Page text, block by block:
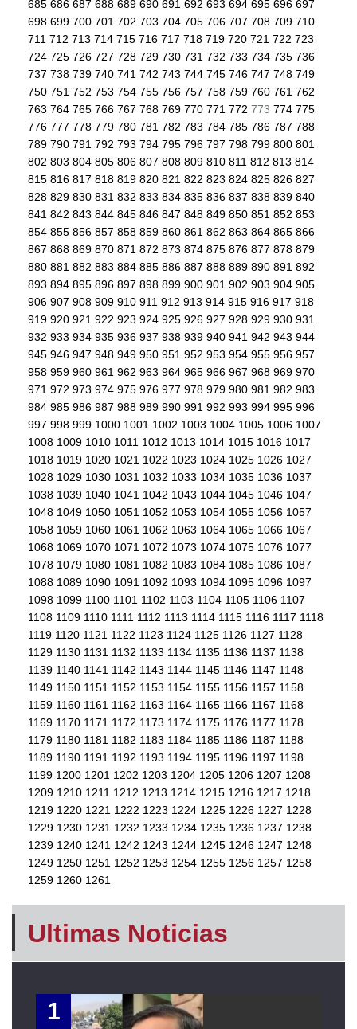
685 686 687 688 689 690 691 692 693 694 695 696 697
698 699 700 701 702 703 704 705 706 707 708 709 710
711 712 713 714 715 716 717 718 719 720 721 722 723
724 725 726 727 728 729 730 731 732 733 734 735 736
737 738 739 740 741 742 743 744 745 746 747 748 749
750 751 752 753 754 755 756 757 758 759 760 761 762
763 764 765 766 767 768 769 770 771 772 773 774 775
776 777 778 779 780 781 782 783 784 785 786 787 788
789 790 791 792 793 794 795 796 797 798 799 800 801
802 803 804 805 806 807 808 809 810 811 812 813 814
815 816 817 818 819 820 821 822 823 824 825 826 827
828 829 830 831 832 833 834 835 836 837 838 839 840
841 842 843 844 845 846 847 848 849 850 851 852 853
854 855 856 857 858 859 860 861 862 863 864 865 866
867 868 869 870 871 872 873 874 875 876 877 878 879
880 881 882 883 884 885 886 887 888 889 890 891 892
893 894 895 896 897 898 899 900 901 902 903 904 905
906 907 908 909 910 911 912 913 914 915 916 917 918
919 920 921 922 923 924 925 926 927 928 929 930 931
932 933 934 935 936 937 938 939 940 941 942 943 944
945 946 947 948 949 950 951 952 953 954 955 956 957
958 959 960 961 962 963 964 965 966 967 968 969 970
971 972 973 974 975 976 977 978 979 980 981 982 983
984 985 986 987 988 989 990 991 992 993 994 995 996
997 998 999 1000 1001 1002 1003 1004 1005 1006 1007
1008 1009 1010 1011 1012 1013 1014 1015 1016 1017
1018 1019 1020 1021 1022 1023 1024 1025 1026 1027
1028 1029 1030 1031 1032 1033 1034 1035 1036 1037
1038 1039 1040 1041 1042 1043 1044 1045 1046 1047
1048 1049 1050 1051 1052 1053 1054 1055 1056 1057
1058 1059 1060 1061 1062 1063 1064 1065 1066 1067
1068 1069 1070 1071 1072 1073 1074 1075 1076 1077
1078 1079 1080 1081 1082 1083 1084 1085 1086 1087
1088 1089 1090 1091 1092 1093 1094 1095 1096 1097
1098 1099 1100 1101 1102 1103 1104 1105 1106 1107
1108 1109 1110 1111 1112 1113 1114 1115 1116 1117 1118
1119 1120 1121 1122 1123 1124 1125 1126 1127 1128
1129 1130 1131 1132 1133 1134 1135 1136 1137 1138
1139 1140 1141 1142 1143 1144 1145 1146 1147 1148
1149 1150 1151 1152 1153 1154 1155 1156 1157 1158
1159 1160 1161 1162 1163 1164 1165 1166 1167 1168
1169 1170 1171 1172 1173 1174 1175 1176 1177 1178
1179 1180 1181 1182 1183 1184 1185 1186 1187 1188
1189 1190 1191 1192 1193 1194 1195 1196 1197 1198
1199 1200 1201 1202 1203 1204 1205 1206 1207 1208
1209 1210 1211 1212 1213 1214 1215 1216 1217 1218
1219 1220 1221 1222 1223 1224 1225 1226 1227 1228
1229 1230 1231 1232 1233 1234 1235 1236 1237 1238
1239 1240 1241 1242 1243 1244 1245 1246 1247 1248
1249 1250 1251 1252 1253 1254 1255 1256 1257 1258
1259 1260 1261
Ultimas Noticias
1